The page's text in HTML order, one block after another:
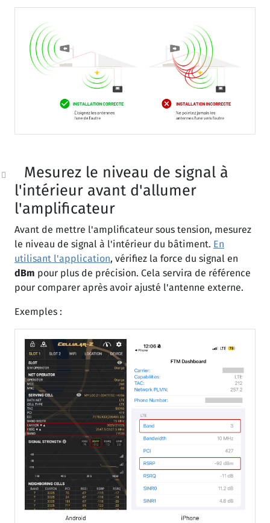
Mesurez le niveau de signal à
l'intérieur avant d'allumer
l'amplificateur
Avant de mettre l'amplificateur sous tension, mesurez
le niveau de signal à l'intérieur du bâtiment. En
utilisant l'application, vérifiez la force du signal en
dBm pour plus de précision. Cela servira de référence
pour comparer après avoir ajusté l'antenne externe.
Exemples :